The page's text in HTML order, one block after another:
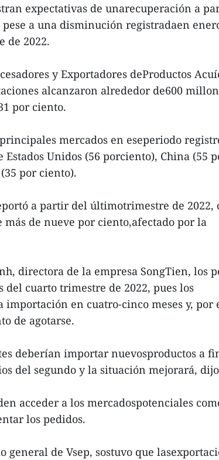
expectativas de unarecuperación a
a una disminución registradaen
de 2022.
y Exportadores deProductos
alcanzaron alrededor de600
por ciento.
mercados en eseperiodo
Unidos (56 porciento), China (55
por ciento).
a partir del últimotrimestre de 2022,
de nueve por ciento,afectado por la
directora de la empresa SongTien, los
cuarto trimestre de 2022, pues los
en cuatro-cinco meses y, por
de agotarse.
deberían importar nuevosproductos a
del segundo y la situación mejorará,
acceder a los mercadospotenciales
los pedidos.
general de Vsep, sostuvo que